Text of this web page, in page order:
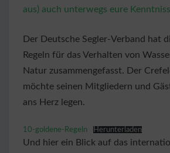
aus) auch unterwegs eure
Der Deutsche Segler-Verband hat
Regeln für das Verhalten von
Natur zusammengefasst. Der
möchte seinen Mitgliedern und
ans Herz legen.
10-goldene-Regeln Herunterladen
Und hier ein Blick auf das